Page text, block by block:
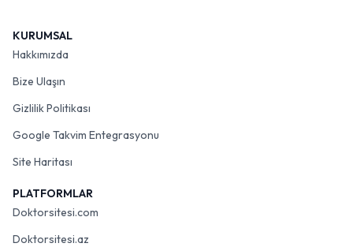
KURUMSAL
Hakkımızda
Bize Ulaşın
Gizlilik Politikası
Google Takvim Entegrasyonu
Site Haritası
PLATFORMLAR
Doktorsitesi.com
Doktorsitesi.az